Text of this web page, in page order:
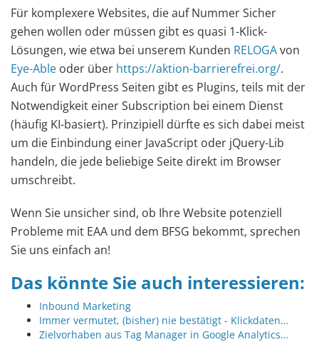
Für komplexere Websites, die auf Nummer Sicher
gehen wollen oder müssen gibt es quasi 1-Klick-
Lösungen, wie etwa bei unserem Kunden RELOGAvon
Eye-Able oder über https://aktion-barrierefrei.org/.
Auch für WordPress Seiten gibt es Plugins, teils mit der
Notwendigkeit einer Subscription bei einem Dienst
(häufig KI-basiert). Prinzipiell dürfte es sich dabei meist
um die Einbindung einer JavaScript oder jQuery-Lib
handeln, die jede beliebige Seite direkt im Browser
umschreibt.
Wenn Sie unsicher sind, ob Ihre Website potenziell
Probleme mit EAA und dem BFSG bekommt, sprechen
Sie uns einfach an!
Das könnte Sie auch interessieren:
Inbound Marketing
Immer vermutet, (bisher) nie bestätigt - Klickdaten…
Zielvorhaben aus Tag Manager in Google Analytics…